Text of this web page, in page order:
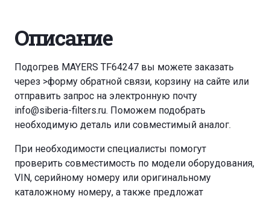
Описание
Подогрев MAYERS TF64247 вы можете заказать
через >форму обратной связи, корзину на сайте или
отправить запрос на электронную почту
info@siberia-filters.ru. Поможем подобрать
необходимую деталь или совместимый аналог.
При необходимости специалисты помогут
проверить совместимость по модели оборудования,
VIN, серийному номеру или оригинальному
каталожному номеру, а также предложат